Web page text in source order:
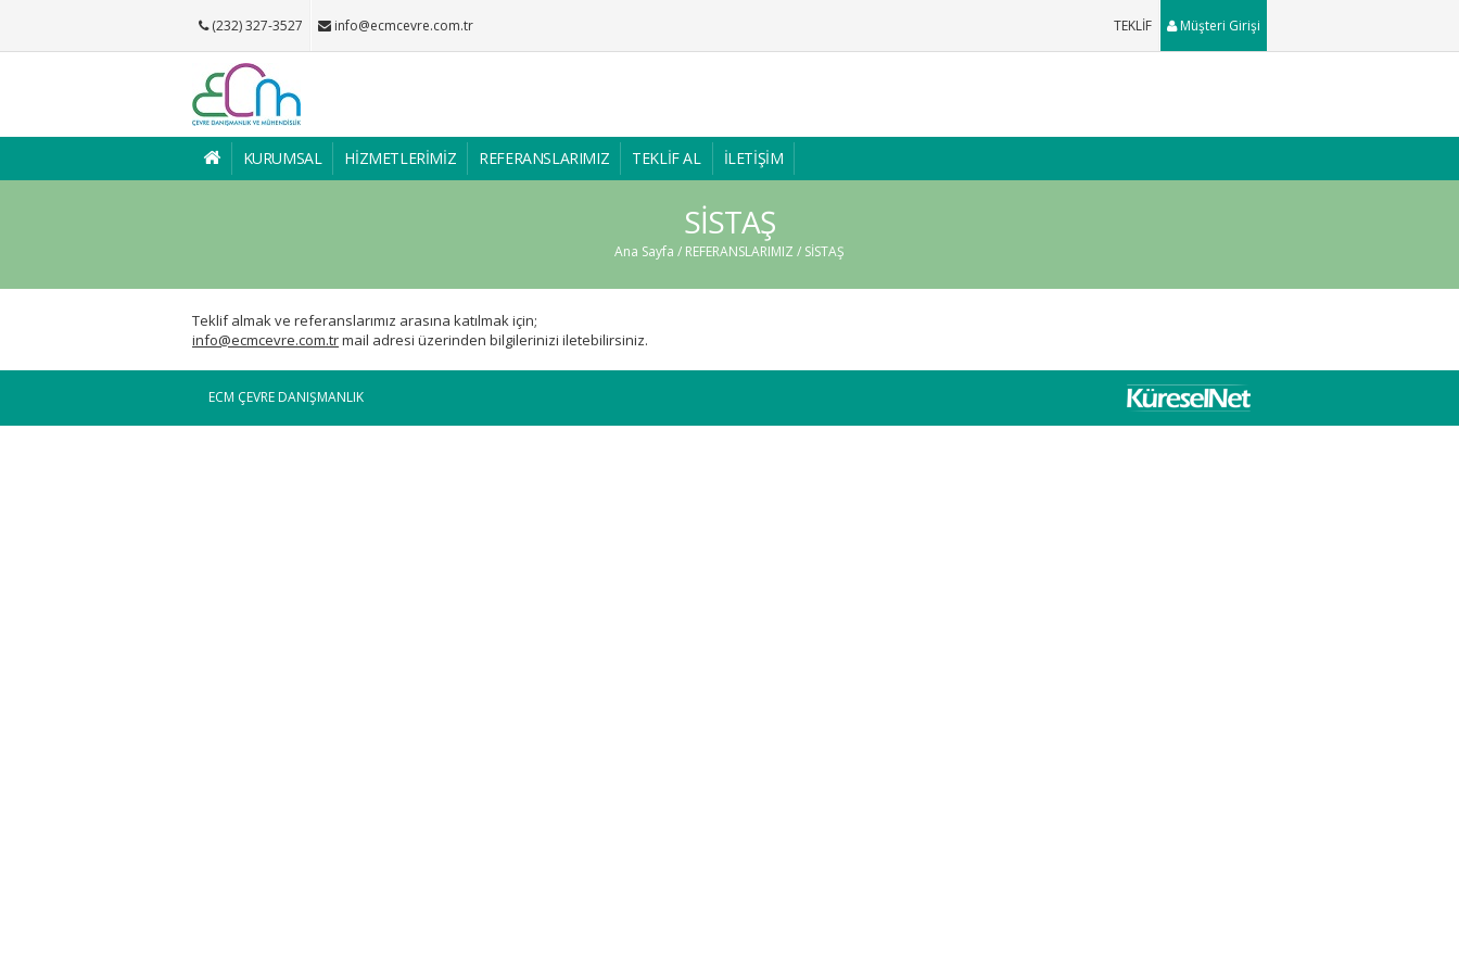
(232) 327-3527 info@ecmcevre.com.tr Müşteri Girişi
TEKLİF
KURUMSAL HİZMETLERİMİZ REFERANSLARIMIZ TEKLİF AL İLETİŞİM
SİSTAŞ
Ana Sayfa / REFERANSLARIMIZ / SİSTAŞ
Teklif almak ve referanslarımız arasına katılmak için;
info@ecmcevre.com.trmail adresi üzerinden bilgilerinizi iletebilirsiniz.
ECM ÇEVRE DANIŞMANLIK